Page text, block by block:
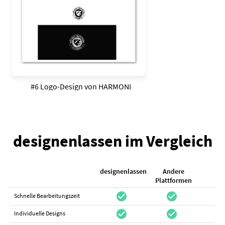
#6 Logo-Design von HARMONI
designenlassen im Vergleich
designenlassen
Andere
Plattformen
Schnelle Bearbeitungszeit check_circle check_circle
Individuelle Designs check_circle check_circle